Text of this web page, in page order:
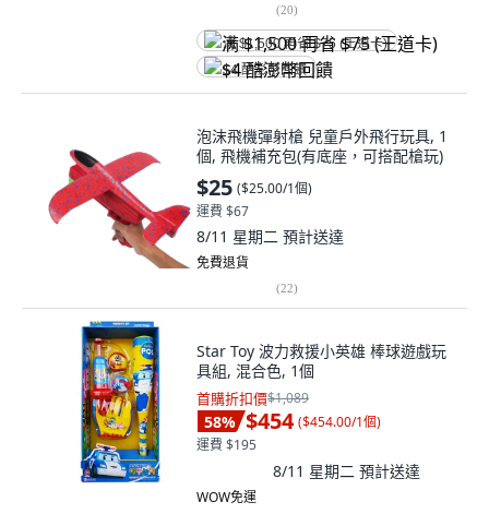
(20)
满 $1,500 再省 $75 (王道卡)
$4 酷澎幣回饋
泡沫飛機彈射槍 兒童戶外飛行玩具, 1
個, 飛機補充包(有底座，可搭配槍玩)
$25 ($25.00/1個)
運費 $67
8/11 星期二 預計送達
免費退貨
(22)
Star Toy 波力救援小英雄 棒球遊戲玩
具組, 混合色, 1個
首購折扣價$1,089
58% $454 ($454.00/1個)
運費 $195
8/11 星期二 預計送達
WOW免運